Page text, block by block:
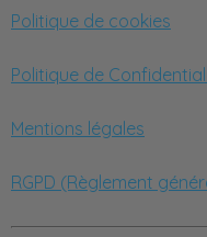
Politique de cookies
Politique de
Mentions légales
RGPD (Règlement